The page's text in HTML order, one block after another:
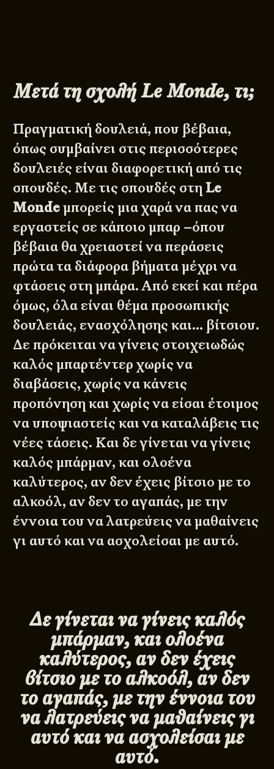
Μετά τη σχολήLeMonde, τι;
Πραγματική δουλειά, που βέβαια,
όπως συμβαίνει στις περισσότερες
δουλειές είναι διαφορετική από τις
σπουδές. Με τις σπουδές στη Le
Mondeμπορείς μια χαρά να πας να
εργαστείς σε κάποιο μπαρ –όπου
βέβαια θα χρειαστεί να περάσεις
πρώτα τα διάφορα βήματα μέχρι να
φτάσεις στη μπάρα. Από εκεί και πέρα
όμως, όλα είναι θέμα προσωπικής
δουλειάς, ενασχόλησης και… βίτσιου.
Δε πρόκειται να γίνεις στοιχειωδώς
καλός μπαρτέντερ χωρίς να
διαβάσεις, χωρίς να κάνεις
προπόνηση και χωρίς να είσαι έτοιμος
να υποψιαστείς και να καταλάβεις τις
νέες τάσεις. Και δε γίνεται να γίνεις
καλός μπάρμαν, και ολοένα
καλύτερος, αν δεν έχεις βίτσιο με το
αλκοόλ, αν δεν το αγαπάς, με την
έννοια του να λατρεύεις να μαθαίνεις
γι αυτό και να ασχολείσαι με αυτό.
Δε γίνεται να γίνεις καλός
μπάρμαν, και ολοένα
καλύτερος, αν δεν έχεις
βίτσιο με το αλκοόλ, αν δεν
το αγαπάς, με την έννοια του
να λατρεύεις να μαθαίνεις γι
αυτό και να ασχολείσαι με
αυτό.